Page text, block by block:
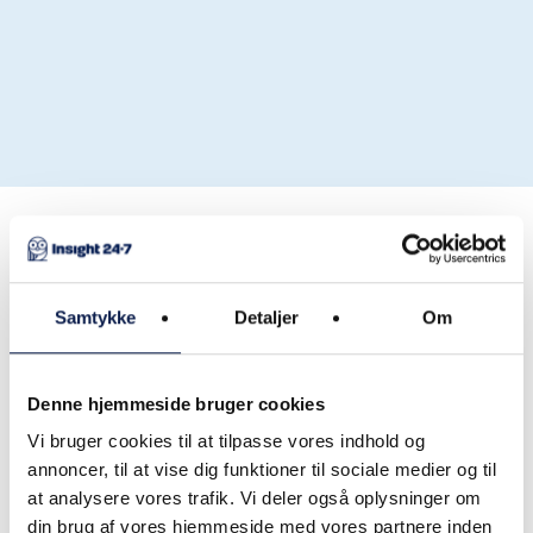
Samtykke Detaljer Om
Denne hjemmeside bruger cookies
Vi bruger cookies til at tilpasse vores indhold og
annoncer, til at vise dig funktioner til sociale medier og til
at analysere vores trafik. Vi deler også oplysninger om
din brug af vores hjemmeside med vores partnere inden
På kun 5 minutter får du her indsigt i Infor